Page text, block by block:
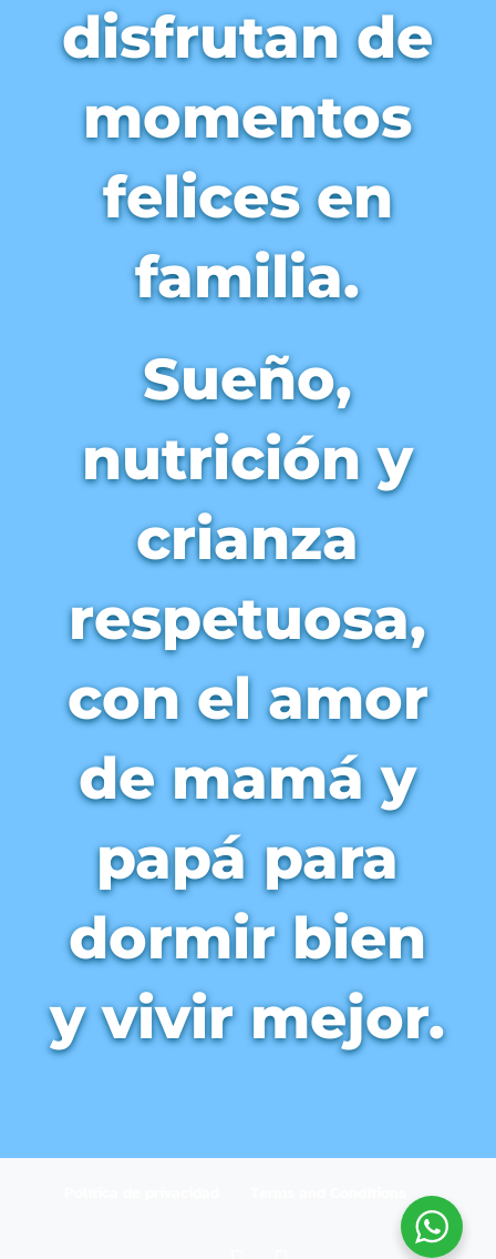
disfrutan de
momentos
felices en
familia.
Sueño,
nutrición y
crianza
respetuosa,
con el amor
de mamá y
papá para
dormir bien
y vivir mejor.